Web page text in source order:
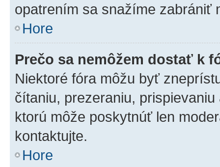
opatrením sa snažíme zabrániť
Hore
Prečo sa nemôžem dostať k
Niektoré fóra môžu byť
čítaniu, prezeraniu,
ktorú môže poskytnúť len
kontaktujte.
Hore